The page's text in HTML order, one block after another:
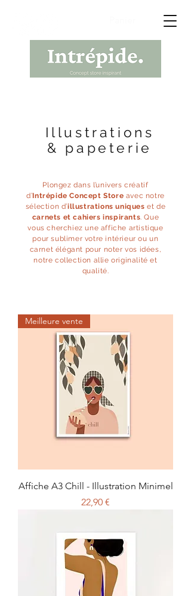
Illustrations
& papeterie
Plongez dans l’univers créatif
d’Intrépide Concept Store avec notre
sélection d’illustrations uniques et de
carnets et cahiers inspirants. Que
vous cherchiez une affiche artistique
pour sublimer votre intérieur ou un
carnet élégant pour noter vos idées,
notre collection allie originalité et
qualité.
Meilleure vente
Affiche A3 Chill - Illustration Minimel
Prix
22,90 €